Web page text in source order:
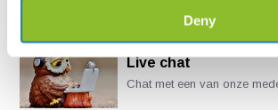
Deny
Live chat
Chat met een van onze